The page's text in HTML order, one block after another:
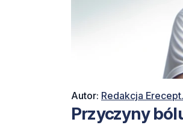
Autor: Redakcja
Przyczyny